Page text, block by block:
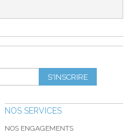
S'INSCRIRE
NOS SERVICES
NOS ENGAGEMENTS